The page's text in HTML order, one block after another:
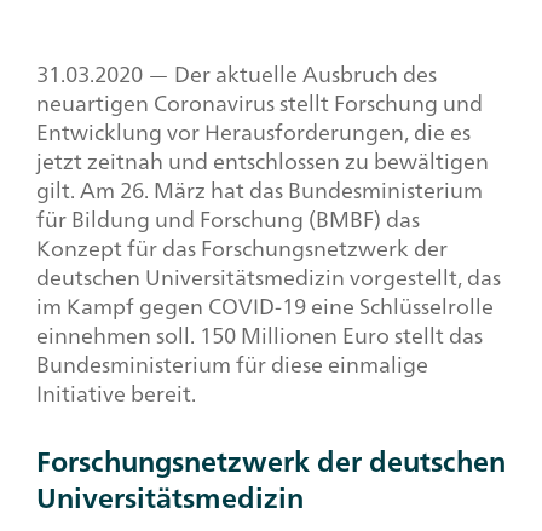
31.03.2020 — Der aktuelle Ausbruch des
neuartigen Coronavirus stellt Forschung und
Entwicklung vor Herausforderungen, die es
jetzt zeitnah und entschlossen zu bewältigen
gilt. Am 26. März hat das Bundesministerium
für Bildung und Forschung (BMBF) das
Konzept für das Forschungsnetzwerk der
deutschen Universitätsmedizin vorgestellt, das
im Kampf gegen COVID-19 eine Schlüsselrolle
einnehmen soll. 150 Millionen Euro stellt das
Bundesministerium für diese einmalige
Initiative bereit.
Forschungsnetzwerk der deutschen
Universitätsmedizin